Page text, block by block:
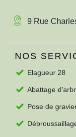
9 Rue
NOS
Elagueur 28
Abattage
Pose de